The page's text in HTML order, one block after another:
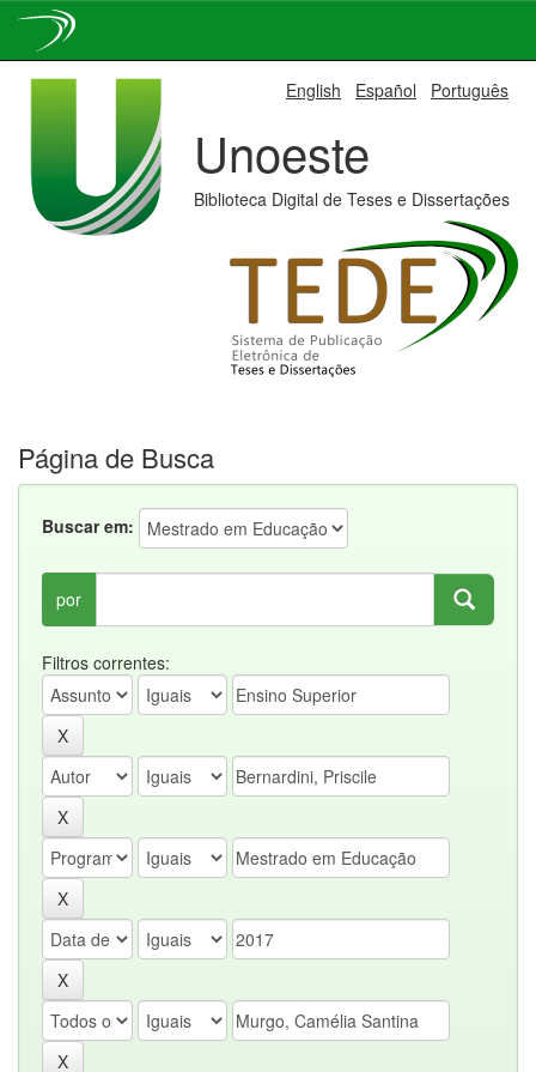
English Español Português
Unoeste
Biblioteca Digital de Teses e Dissertações
Página de Busca
Buscar em:
por
Filtros correntes: